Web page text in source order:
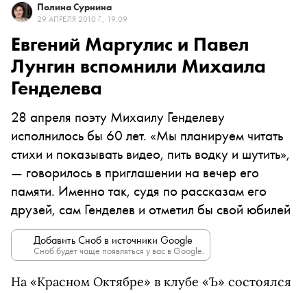
Полина Сурнина
29 АПРЕЛЯ 2010 Г., 19:09
Евгений Маргулис и Павел
Лунгин вспомнили Михаила
Генделева
28 апреля поэту Михаилу Генделеву
исполнилось бы 60 лет. «Мы планируем читать
стихи и показывать видео, пить водку и шутить»,
— говорилось в приглашении на вечер его
памяти. Именно так, судя по рассказам его
друзей, сам Генделев и отметил бы свой юбилей
Добавить Сноб в источники Google
Сноб будет чаще появляться у вас в Google.
На «Красном Октябре» в клубе «Ъ» состоялся